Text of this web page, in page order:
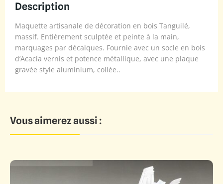
Description
Maquette artisanale de décoration en bois Tanguilé,
massif. Entièrement sculptée et peinte à la main,
marquages par décalques. Fournie avec un socle en bois
d’Acacia vernis et potence métallique, avec une plaque
gravée style aluminium, collée..
Vous aimerez aussi :